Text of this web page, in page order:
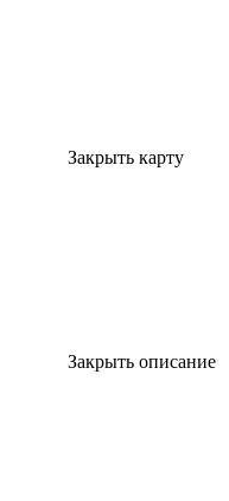
Закрыть карту
Закрыть описание